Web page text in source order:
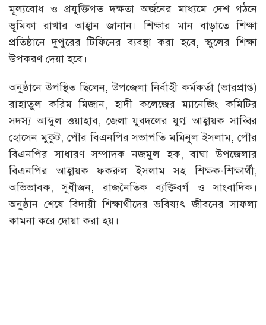
মূল্যবোধ ও প্রযুক্তিগত দক্ষতা অর্জনের মাধ্যমে দেশ গঠনে
ভূমিকা রাখার আহ্বান জানান। শিক্ষার মান বাড়াতে শিক্ষা
প্রতিষ্ঠানে দুপুরের টিফিনের ব্যবস্থা করা হবে, স্কুলের শিক্ষা
উপকরণ দেয়া হবে।
অনুষ্ঠানে উপস্থিত ছিলেন, উপজেলা নির্বাহী কর্মকর্তা (ভারপ্রাপ্ত)
রাহাতুল করিম মিজান, হাদী কলেজের ম্যানেজিং কমিটির
সদস্য আব্দুল ওয়াহাব, জেলা যুবদলের যুগ্ম আহ্বায়ক সাব্বির
হোসেন মুকুট, পৌর বিএনপির সভাপতি মমিনুল ইসলাম, পৌর
বিএনপির সাধারণ সম্পাদক নজমুল হক, বাঘা উপজেলার
বিএনপির আহ্বায়ক ফকরুল ইসলাম সহ শিক্ষক-শিক্ষার্থী,
অভিভাবক, সুধীজন, রাজনৈতিক ব্যক্তিবর্গ ও সাংবাদিক।
অনুষ্ঠান শেষে বিদায়ী শিক্ষার্থীদের ভবিষ্যৎ জীবনের সাফল্য
কামনা করে দোয়া করা হয়।